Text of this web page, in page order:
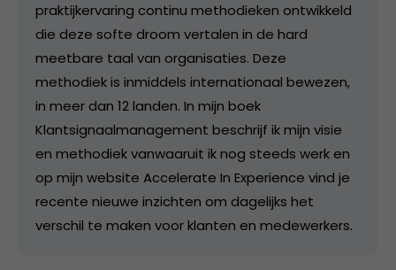
praktijkervaring continu methodieken ontwikkeld
die deze softe droom vertalen in de hard
meetbare taal van organisaties. Deze
methodiek is inmiddels internationaal bewezen,
in meer dan 12 landen. In mijn boek
Klantsignaalmanagement beschrijf ik mijn visie
en methodiek vanwaaruit ik nog steeds werk en
op mijn website Accelerate In Experience vind je
recente nieuwe inzichten om dagelijks het
verschil te maken voor klanten en medewerkers.